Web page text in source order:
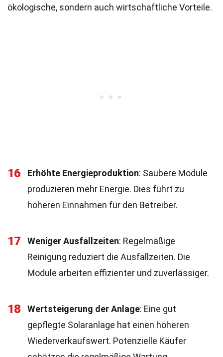
ökologische, sondern auch wirtschaftliche Vorteile.
16 Erhöhte Energieproduktion: Saubere Module
produzieren mehr Energie. Dies führt zu
höheren Einnahmen für den Betreiber.
17 Weniger Ausfallzeiten: Regelmäßige
Reinigung reduziert die Ausfallzeiten. Die
Module arbeiten effizienter und zuverlässiger.
18 Wertsteigerung der Anlage: Eine gut
gepflegte Solaranlage hat einen höheren
Wiederverkaufswert. Potenzielle Käufer